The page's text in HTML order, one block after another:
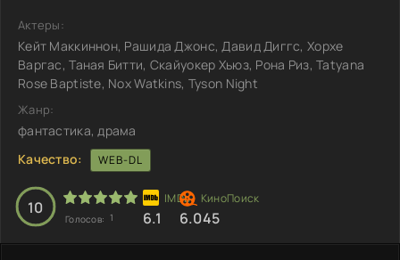
Актеры:
Кейт Маккиннон, Рашида Джонс, Давид Диггс, Хорхе
Варгас, Таная Битти, Скайуокер Хьюз, Рона Риз, Tatyana
Rose Baptiste, Nox Watkins, Tyson Night
Жанр:
фантастика, драма
Качество:
WEB-DL
10
Голосов: 1 6.1 6.045